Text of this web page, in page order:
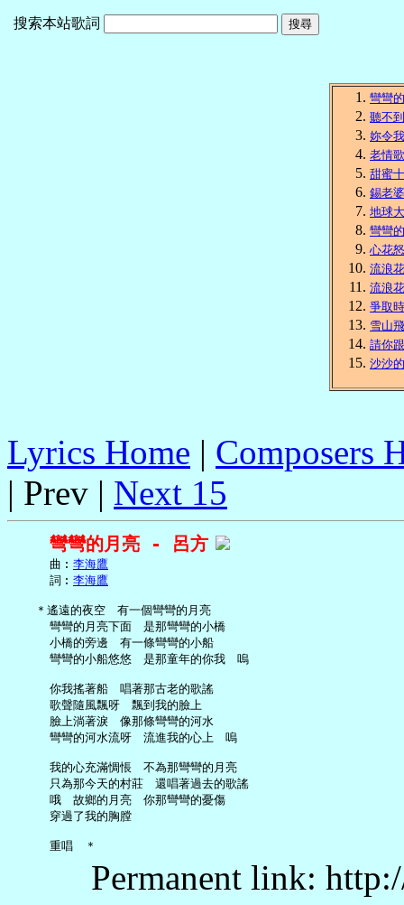
搜索本站歌詞
彎彎
聽不
妳令
老情歌
甜蜜
錫老
地球
彎彎
心花
流浪花
流浪花
爭取
雪山
請你
沙沙
Lyrics Home | Composers
| Prev | Next 15
彎彎的月亮 - 呂方
     曲︰
李海鷹
     詞︰
李海鷹
   ＊遙遠的夜空　有一個彎彎的月亮
     彎彎的月亮下面　是那彎彎的小橋
     小橋的旁邊　有一條彎彎的小船
     彎彎的小船悠悠　是那童年的你我　嗚
     你我搖著船　唱著那古老的歌謠
     歌聲隨風飄呀　飄到我的臉上
     臉上淌著淚　像那條彎彎的河水
     彎彎的河水流呀　流進我的心上　嗚
     我的心充滿惆悵　不為那彎彎的月亮
     只為那今天的村莊　還唱著過去的歌謠
     哦　故鄉的月亮　你那彎彎的憂傷
     穿過了我的胸膛
Permanent link: